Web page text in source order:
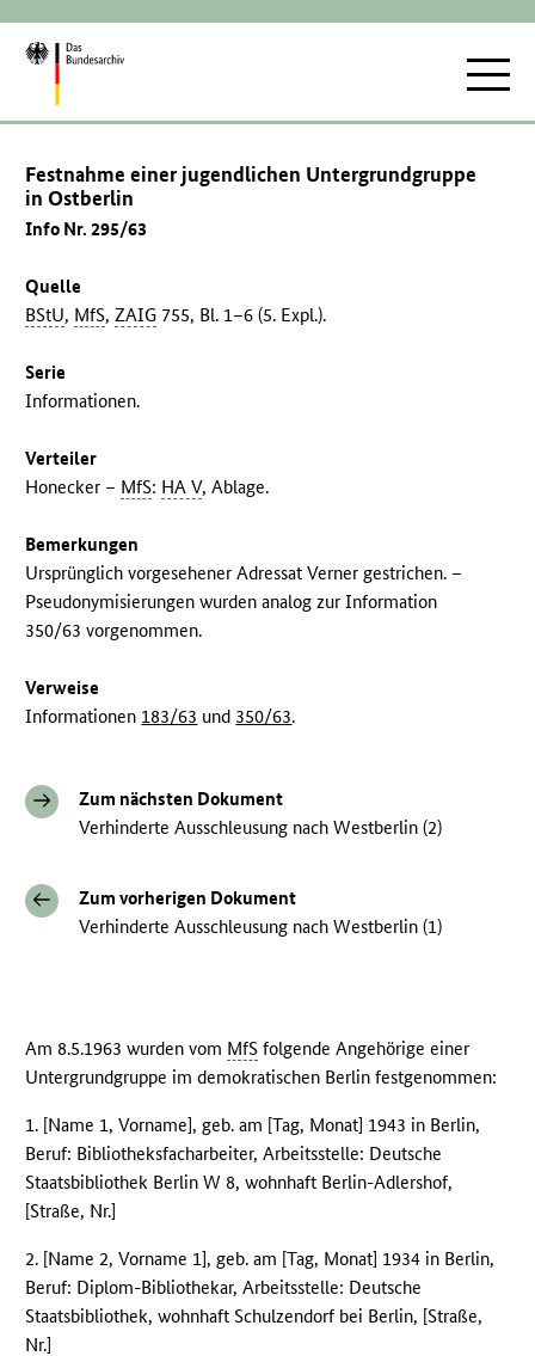
Zur
Festnahme einer jugendlichen Untergrundgruppe
in Ostberlin
Info Nr. 295/63
Quelle
BStU, MfS,ZAIG 755, Bl. 1–6 (5. Expl.).
Serie
Informationen.
Verteiler
Honecker – MfS: HA V, Ablage.
Bemerkungen
Ursprünglich vorgesehener Adressat Verner gestrichen. –
Pseudonymisierungen wurden analog zur Information
350/63 vorgenommen.
Verweise
Informationen 183/63 und 350/63.
Zum nächsten Dokument
Verhinderte Ausschleusung nach Westberlin (2)
Zum vorherigen Dokument
Verhinderte Ausschleusung nach Westberlin (1)
Am 8.5.1963 wurden vom MfS folgende Angehörige einer
Untergrundgruppe im demokratischen Berlin festgenommen:
1. [Name 1, Vorname], geb. am [Tag, Monat] 1943 in Berlin,
Beruf: Bibliotheksfacharbeiter, Arbeitsstelle: Deutsche
Staatsbibliothek Berlin W 8, wohnhaft Berlin-Adlershof,
[Straße, Nr.]
2. [Name 2, Vorname 1], geb. am [Tag, Monat] 1934 in Berlin,
Beruf: Diplom-Bibliothekar, Arbeitsstelle: Deutsche
Staatsbibliothek, wohnhaft Schulzendorf bei Berlin, [Straße,
Nr.]